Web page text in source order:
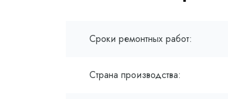
Сроки ремонтных работ:
Страна производства: